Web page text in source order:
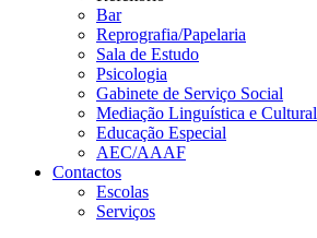
Bar
Reprografia/Papelaria
Sala de Estudo
Psicologia
Gabinete de Serviço Social
Mediação Linguística e Cultural
Educação Especial
AEC/AAAF
Contactos
Escolas
Serviços